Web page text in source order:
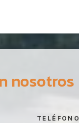
nosotros
TELÉFONO